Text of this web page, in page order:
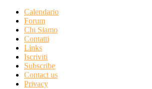
Calendario
Forum
Chi Siamo
Contatti
Links
Iscriviti
Subscribe
Contact us
Privacy